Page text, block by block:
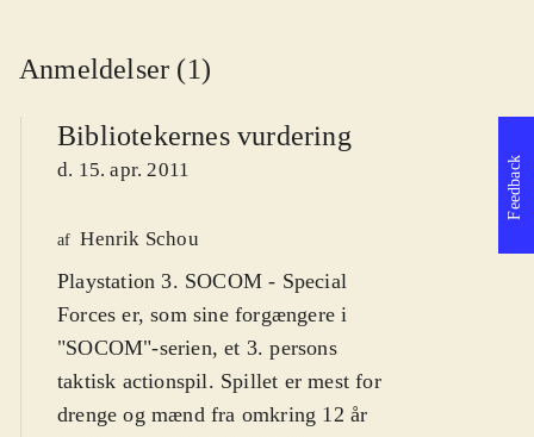
Anmeldelser (1)
Bibliotekernes vurdering
d. 15. apr. 2011
af Henrik Schou
Playstation 3. SOCOM - Special
Forces er, som sine forgængere i
"SOCOM"-serien, et 3. persons
taktisk actionspil. Spillet er mest for
drenge og mænd fra omkring 12 år
Feedback